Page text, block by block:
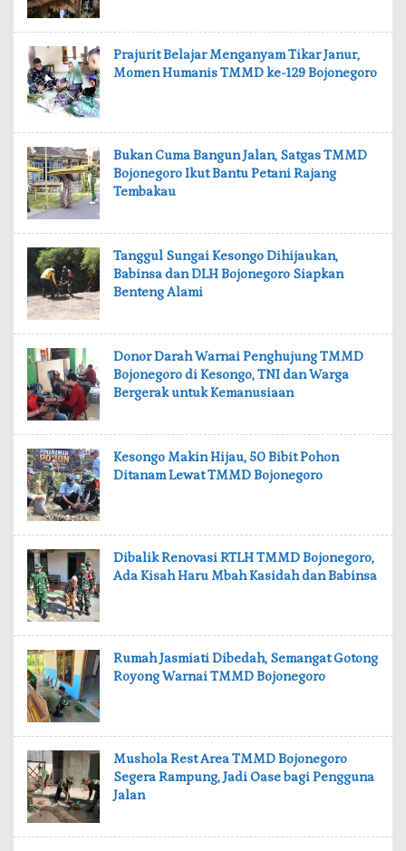
‎Prajurit Belajar Menganyam Tikar Janur,
Momen Humanis TMMD ke-129 Bojonegoro
‎Bukan Cuma Bangun Jalan, Satgas TMMD
Bojonegoro Ikut Bantu Petani Rajang
Tembakau
‎Tanggul Sungai Kesongo Dihijaukan,
Babinsa dan DLH Bojonegoro Siapkan
Benteng Alami
‎Donor Darah Warnai Penghujung TMMD
Bojonegoro di Kesongo, TNI dan Warga
Bergerak untuk Kemanusiaan
‎Kesongo Makin Hijau, 50 Bibit Pohon
Ditanam Lewat TMMD Bojonegoro
‎Dibalik Renovasi RTLH TMMD Bojonegoro,
Ada Kisah Haru Mbah Kasidah dan Babinsa
‎Rumah Jasmiati Dibedah, Semangat Gotong
Royong Warnai TMMD Bojonegoro
‎Mushola Rest Area TMMD Bojonegoro
Segera Rampung, Jadi Oase bagi Pengguna
Jalan